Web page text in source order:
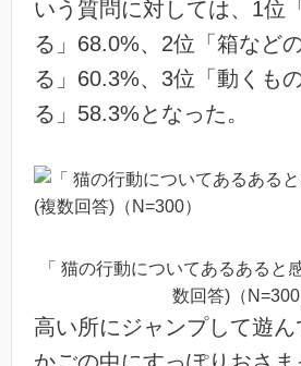
いう質問に対しては、1位
る」68.0%、2位「箱など
る」60.3%、3位「動くも
る」58.3%となった。
「 猫の行動についてあるあると
数回答)（N=300
高い所にジャンプして遊